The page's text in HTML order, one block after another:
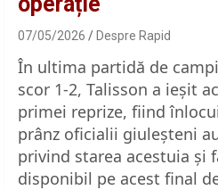
07/05/2026 Despre Rapid
În ultima partidă de
scor 1-2, Talisson a ieșit
primei reprize, fiind
prânz oficialii giuleșteni
privind starea acestuia și
disponibil pe acest final